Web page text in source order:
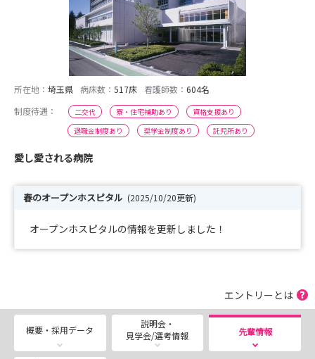
所在地： 埼玉県 病床数： 517床 看護師数： 604名
制度待遇：
二交代 寮・住宅補助あり
資格支援あり
退職金制度あり
奨学金制度あり 託児所あり
愛し愛される病院
春のオープンホスピタル (2025/10/20更新)
オープンホスピタルの情報を更新しました！
エントリーとは
概要・採用データ
説明会・
見学会/選考情報
先輩情報